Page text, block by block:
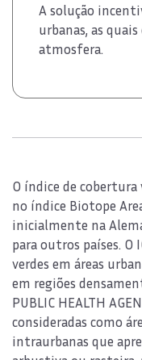
A solução
urbanas, as
atmosfera.
O índice de cobertura
no índice Biotope
inicialmente na
para outros países. O
verdes em áreas
em regiões
PUBLIC HEALTH
consideradas como
intraurbanas que